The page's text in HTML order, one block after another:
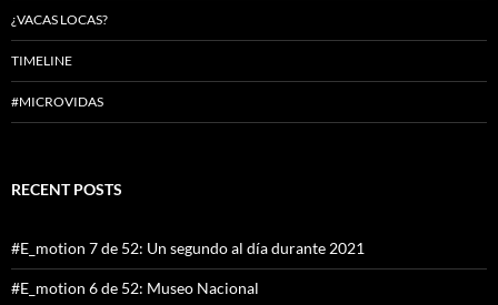
¿VACAS LOCAS?
TIMELINE
#MICROVIDAS
RECENT POSTS
#E_motion 7 de 52: Un segundo al día durante 2021
#E_motion 6 de 52: Museo Nacional